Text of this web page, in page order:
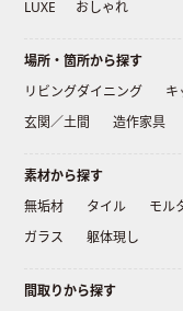
LUXE
おしゃれ
場所・箇所から探す
リビングダイニング
キ
玄関／土間
造作家具
素材から探す
無垢材
タイル モル
ガラス
躯体現し
間取りから探す